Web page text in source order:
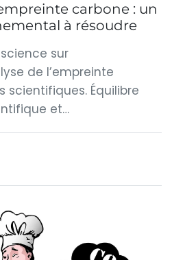
carbone : un
à résoudre
science sur
de l’empreinte
Équilibre
et…